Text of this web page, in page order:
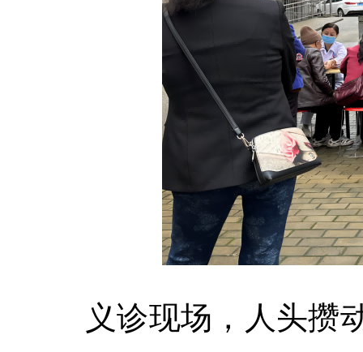
义诊现场，人头攒